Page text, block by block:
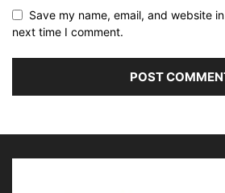
Save my name, email, and website
next time I comment.